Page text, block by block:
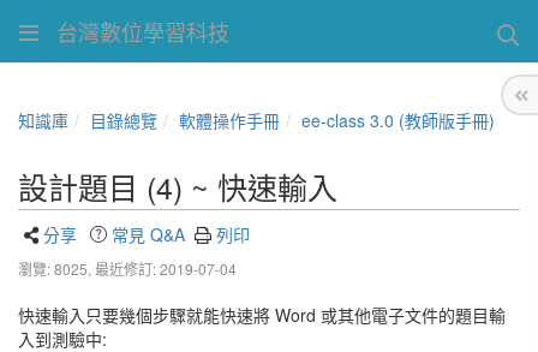
台灣數位學習科技
知識庫 目錄總覽 軟體操作手冊 ee-class 3.0 (教師版手冊)
設計題目 (4) ~ 快速輸入
分享 常見 Q&A 列印
瀏覽: 8025, 最近修訂: 2019-07-04
快速輸入只要幾個步驟就能快速將 Word 或其他電子文件的題目輸
入到測驗中: